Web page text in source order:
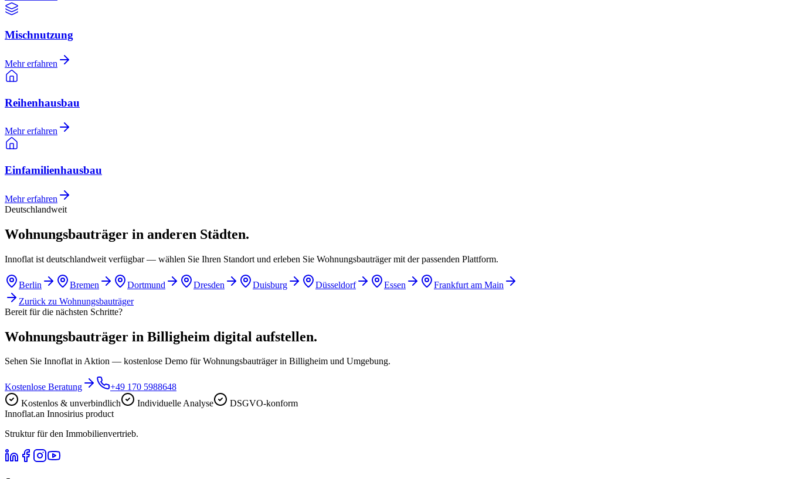
Mischnutzung
Mehr erfahren
Reihenhausbau
Mehr erfahren
Einfamilienhausbau
Mehr erfahren
Deutschlandweit
Wohnungsbauträger in anderen Städten.
Innoflat ist deutschlandweit verfügbar — wählen Sie Ihren Standort und erleben Sie Wohnungsbauträger mit der passenden Plattform.
Berlin Bremen Dortmund Dresden Duisburg Düsseldorf Essen
Frankfurt am Main
Zurück zu Wohnungsbauträger
Bereit für die nächsten Schritte?
Wohnungsbauträger in Billigheim digital aufstellen.
Sehen Sie Innoflat in Aktion — kostenlose Demo für Wohnungsbauträger in Billigheim und Umgebung.
Kostenlose Beratung
+49 170 5988648
Kostenlos & unverbindlich
Individuelle Analyse
DSGVO-konform
Innoflat.an Innosirius product
Struktur für den Immobilienvertrieb.